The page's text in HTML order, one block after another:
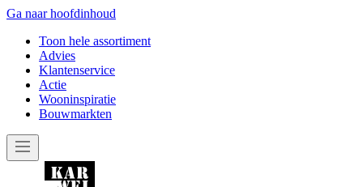
Ga naar hoofdinhoud
Toon hele assortiment
Advies
Klantenservice
Actie
Wooninspiratie
Bouwmarkten